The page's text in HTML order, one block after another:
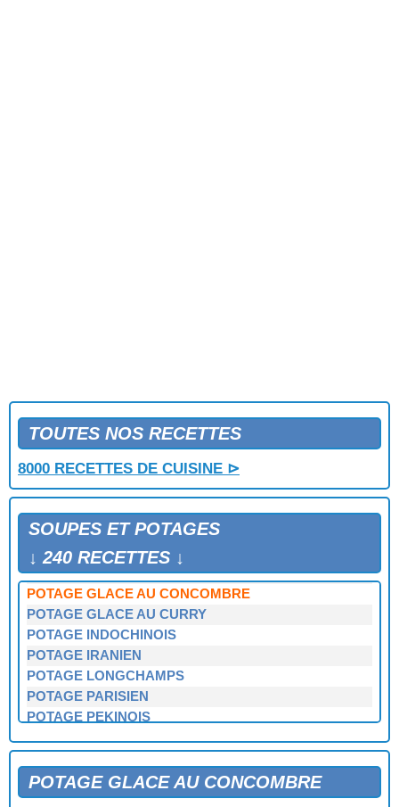
TOUTES NOS RECETTES
8000 RECETTES DE CUISINE ⊳
SOUPES ET POTAGES
↓ 240 RECETTES ↓
POTAGE FROID A LA RUSSE
POTAGE FROID A LA TOMATE
POTAGE FROID A LA TOMATE ET AU BASILIC
POTAGE FROID AU CONCOMBRE ET A LA MENTHE
POTAGE FROID AU CRESSON ET AU YAOURT
POTAGE FROID AUX MOULES
POTAGE GERMINY
POTAGE GLACE A L'AVOCAT
POTAGE GLACE AU CONCOMBRE
POTAGE GLACE AU CURRY
POTAGE INDOCHINOIS
POTAGE IRANIEN
POTAGE LONGCHAMPS
POTAGE PARISIEN
POTAGE PEKINOIS
POTAGE SANTE
POTAGE SAVOYARD
POTAGE GLACE AU CONCOMBRE